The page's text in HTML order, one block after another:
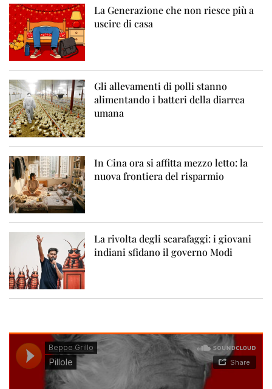
La Generazione che non riesce più a
uscire di casa
Gli allevamenti di polli stanno
alimentando i batteri della diarrea
umana
In Cina ora si affitta mezzo letto: la
nuova frontiera del risparmio
La rivolta degli scarafaggi: i giovani
indiani sfidano il governo Modi